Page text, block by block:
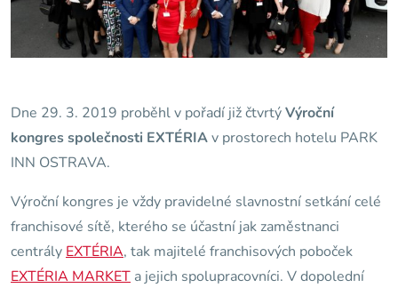
Dne 29. 3. 2019 proběhl v pořadí již čtvrtýVýroční
kongres společnosti EXTÉRIAv prostorech hotelu PARK
INN OSTRAVA.
Výroční kongres je vždy pravidelné slavnostní setkání celé
franchisové sítě, kterého se účastní jak zaměstnanci
centrály EXTÉRIA, tak majitelé franchisových poboček
EXTÉRIA MARKET a jejich spolupracovníci. V dopolední